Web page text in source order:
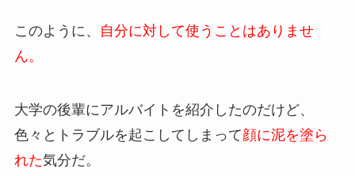
このように、
自分に対して使うことはありませ
ん。
大学の後輩にアルバイトを紹介したのだけど、
色々とトラブルを起こしてしまって顔に泥を塗ら
れた気分だ。